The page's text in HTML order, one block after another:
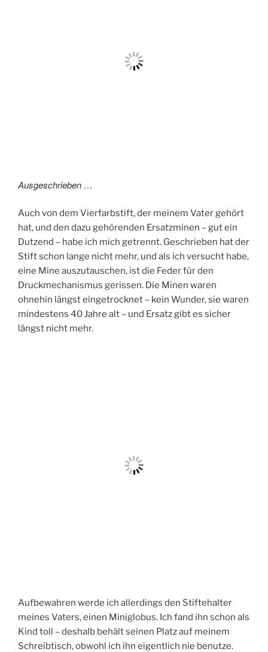
Ausgeschrieben …
Auch von dem Vierfarbstift, der meinem Vater gehört
hat, und den dazu gehörenden Ersatzminen – gut ein
Dutzend – habe ich mich getrennt. Geschrieben hat der
Stift schon lange nicht mehr, und als ich versucht habe,
eine Mine auszutauschen, ist die Feder für den
Druckmechanismus gerissen. Die Minen waren
ohnehin längst eingetrocknet – kein Wunder, sie waren
mindestens 40 Jahre alt – und Ersatz gibt es sicher
längst nicht mehr.
Aufbewahren werde ich allerdings den Stiftehalter
meines Vaters, einen Miniglobus. Ich fand ihn schon als
Kind toll – deshalb behält seinen Platz auf meinem
Schreibtisch, obwohl ich ihn eigentlich nie benutze.